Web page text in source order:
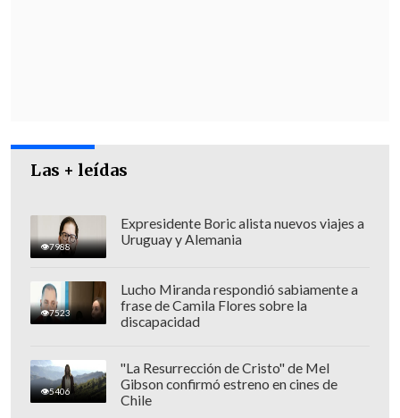
Las + leídas
7988
Expresidente Boric alista nuevos viajes a
Uruguay y Alemania
7523
Lucho Miranda respondió sabiamente a
frase de Camila Flores sobre la
discapacidad
5406
"La Resurrección de Cristo" de Mel
Gibson confirmó estreno en cines de
Chile